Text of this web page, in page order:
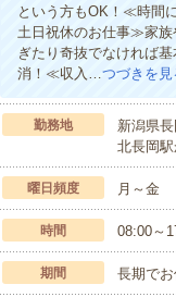
という方もOK！≪時間
土日祝休のお仕事≫家
ぎたり奇抜でなければ
消！≪収入…つづきを見
勤務地
新潟県
北長岡
曜日頻度 月～金
時間 08:00～
期間 長期でお